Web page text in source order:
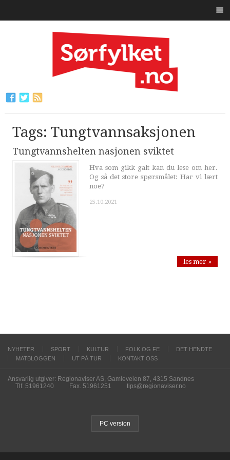
Tags: Tungtvannsaksjonen
Tungtvannshelten nasjonen sviktet
Hva som gikk galt kan du lese om her.
Og så det store spørsmålet: Har vi lært
noe?
25.10.2021
les mer »
NYHETER SPORT KULTUR FOLK OG FE
DET HENDTE
MATBLOGGEN
UT PÅ TUR KONTAKT OSS
Ansvarlig utgiver: Regionaviser AS, Gamleveien 87, 4315 Sandnes
Tlf. 51961240
Fax. 51961251 tips@regionaviser.no
PC version